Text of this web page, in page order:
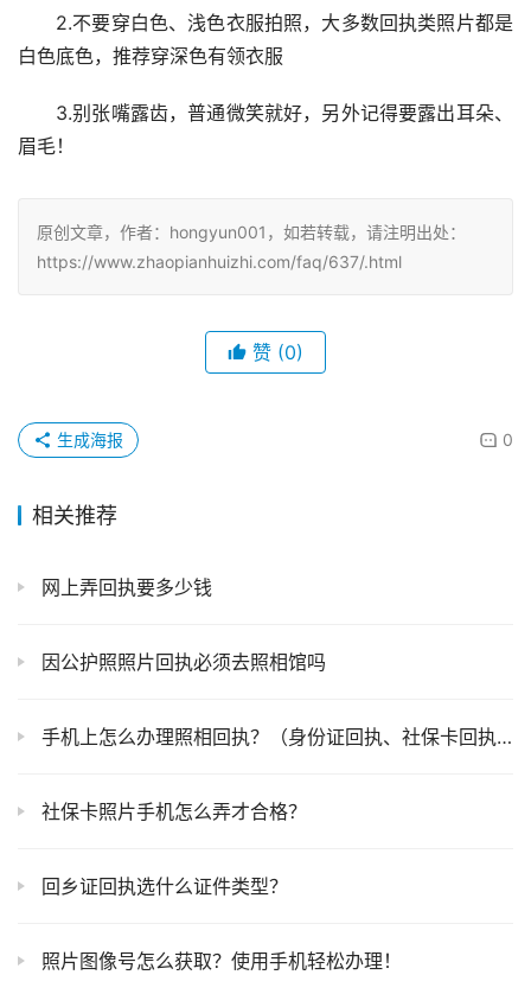
2.不要穿白色、浅色衣服拍照，大多数回执类照片都是
白色底色，推荐穿深色有领衣服
3.别张嘴露齿，普通微笑就好，另外记得要露出耳朵、
眉毛！
原创文章，作者：hongyun001，如若转载，请注明出处：
https://www.zhaopianhuizhi.com/faq/637/.html
赞 (0)
0
生成海报
相关推荐
网上弄回执要多少钱
因公护照照片回执必须去照相馆吗
手机上怎么办理照相回执？（身份证回执、社保卡回执、护照回执证件），使用相册的照片就能做照片回执
社保卡照片手机怎么弄才合格？
回乡证回执选什么证件类型？
照片图像号怎么获取？使用手机轻松办理！